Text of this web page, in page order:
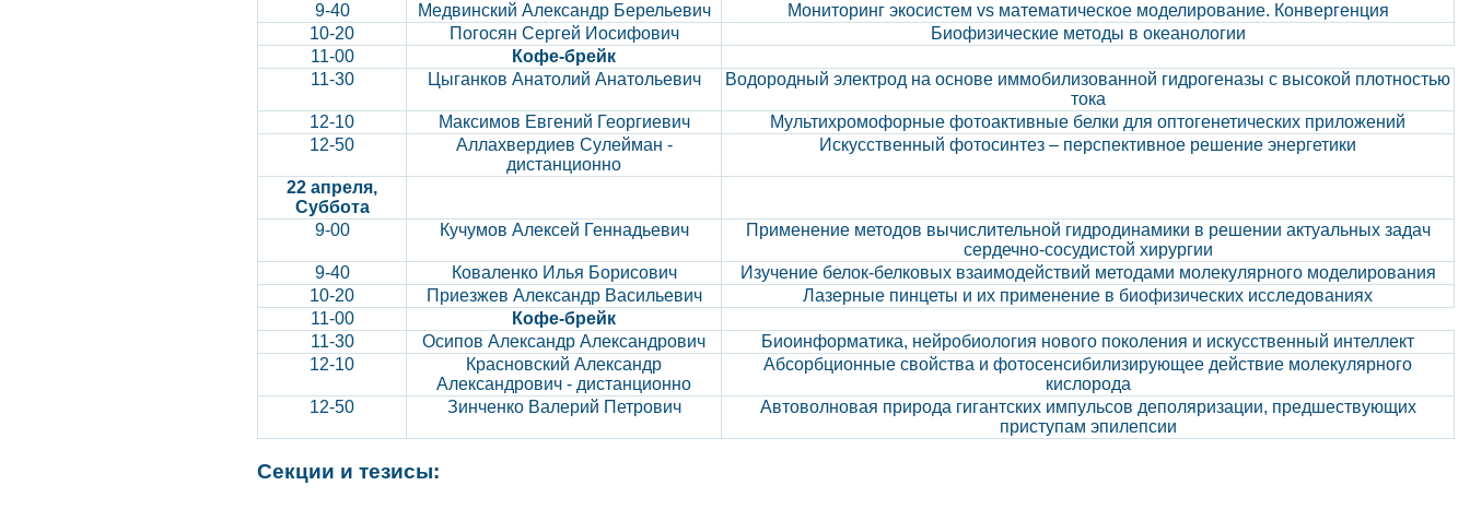
9-40
Медвинский Александр Берельевич
Мониторинг экосистем vs математическое моделирование. Конвергенция
10-20
Погосян Сергей Иосифович
Биофизические методы в океанологии
11-00
Кофе-брейк
11-30
Цыганков Анатолий Анатольевич
Водородный электрод на основе иммобилизованной гидрогеназы с высокой плотностью
тока
12-10
Максимов Евгений Георгиевич
Мультихромофорные фотоактивные белки для оптогенетических приложений
12-50
Аллахвердиев Сулейман -
дистанционно
Искусственный фотосинтез – перспективное решение энергетики
22 апреля,
Суббота
9-00
Кучумов Алексей Геннадьевич
Применение методов вычислительной гидродинамики в решении актуальных задач
сердечно-сосудистой хирургии
9-40
Коваленко Илья Борисович
Изучение белок-белковых взаимодействий методами молекулярного моделирования
10-20
Приезжев Александр Васильевич
Лазерные пинцеты и их применение в биофизических исследованиях
11-00
Кофе-брейк
11-30
Осипов Александр Александрович
Биоинформатика, нейробиология нового поколения и искусственный интеллект
12-10
Красновский Александр
Александрович - дистанционно
Абсорбционные свойства и фотосенсибилизирующее действие молекулярного
кислорода
12-50
Зинченко Валерий Петрович
Автоволновая природа гигантских импульсов деполяризации, предшествующих
приступам эпилепсии
Секции и тезисы: